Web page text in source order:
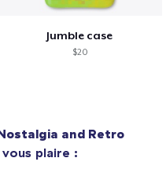
Jumble case
$20
and Retro
plaire :